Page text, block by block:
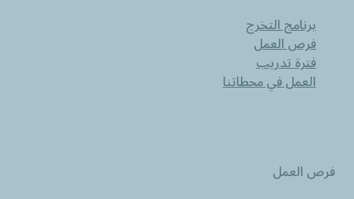
برنامج التخرج
فرص العمل
فترة تدريب
العمل في محطاتنا
فرص العمل